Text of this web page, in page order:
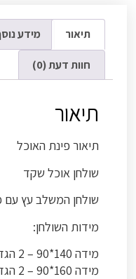
תיאור מידע
חוות דעת (0)
תיאור
תיאור פינת האוכל
שולחן אוכל שקד
שולחן המשלב עץ עם
מידות השולחן:
מידה 140*90 – 2 הגדלות כ”א 44 ס”מ
מידה 160*90 – 2 הגדלות כ”א 50 ס”מ